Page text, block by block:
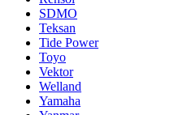
SDMO
Teksan
Tide Power
Toyo
Vektor
Welland
Yamaha